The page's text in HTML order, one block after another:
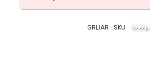
SKU:
GRLIAR